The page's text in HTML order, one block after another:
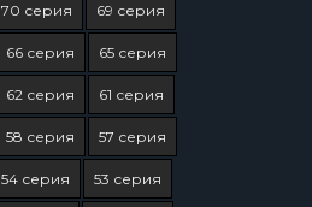
70 серия 69 серия
66 серия 65 серия
62 серия 61 серия
58 серия 57 серия
54 серия 53 серия